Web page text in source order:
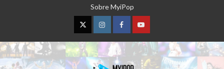
Sobre MyiPop
TwitterInstagramFacebookYouTube